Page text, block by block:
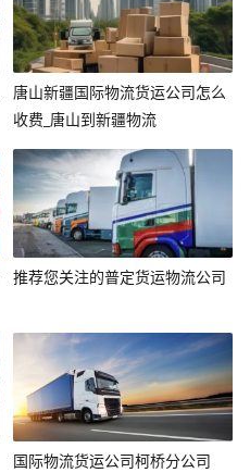
唐山新疆国际物流货运公司怎么
收费_唐山到新疆物流
推荐您关注的普定货运物流公司
国际物流货运公司柯桥分公司